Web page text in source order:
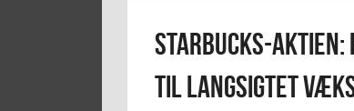
Starbucks-
til langsigtet